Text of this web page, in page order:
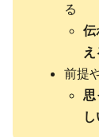
る
伝
え
前提
思